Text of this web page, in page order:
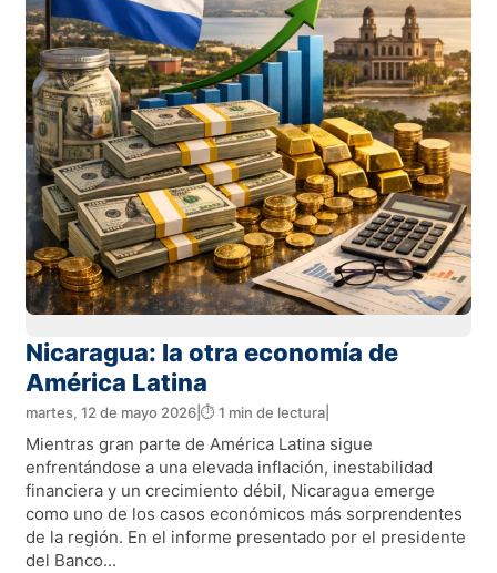
Nicaragua: la otra economía de
América Latina
martes, 12 de mayo 2026 ⏱️ 1 min de lectura
Mientras gran parte de América Latina sigue
enfrentándose a una elevada inflación, inestabilidad
financiera y un crecimiento débil, Nicaragua emerge
como uno de los casos económicos más sorprendentes
de la región. En el informe presentado por el presidente
del Banco...